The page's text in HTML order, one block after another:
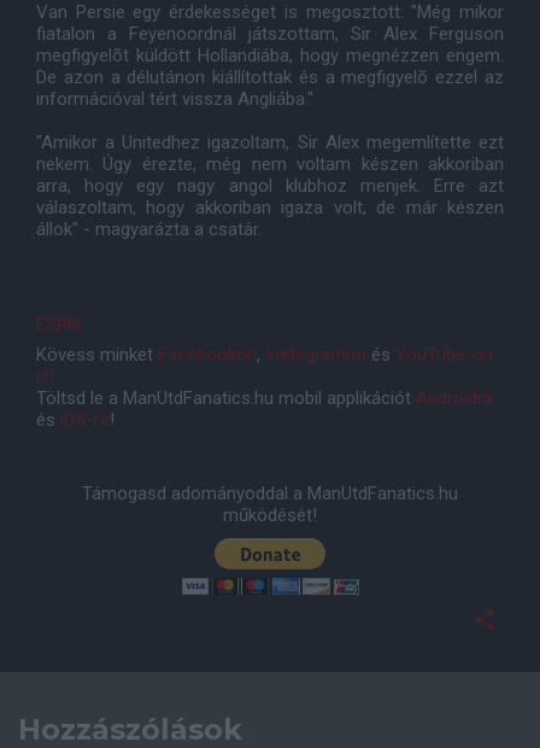
Van Persie egy érdekességet is megosztott: "Még mikor
fiatalon a Feyenoordnál játszottam, Sir Alex Ferguson
megfigyelõt küldött Hollandiába, hogy megnézzen engem.
De azon a délutánon kiállítottak és a megfigyelõ ezzel az
információval tért vissza Angliába."
"Amikor a Unitedhez igazoltam, Sir Alex megemlítette ezt
nekem. Úgy érezte, még nem voltam készen akkoriban
arra, hogy egy nagy angol klubhoz menjek. Erre azt
válaszoltam, hogy akkoriban igaza volt, de már készen
állok" - magyarázta a csatár.
ESPN
Kövess minket Facebookon, Instagramon és YouTube-on
is!
Töltsd le a ManUtdFanatics.hu mobil applikációt Androidra
és iOS-re!
Támogasd adományoddal a ManUtdFanatics.hu
működését!
Hozzászólások